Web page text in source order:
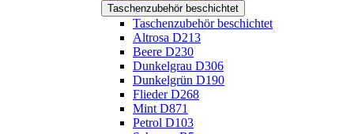
Taschenzubehör beschichtet
Taschenzubehör beschichtet
Altrosa D213
Beere D230
Dunkelgrau D306
Dunkelgrün D190
Flieder D268
Mint D871
Petrol D103